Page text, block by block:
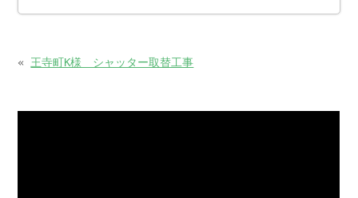
« 王寺町K様 シャッター取替工事